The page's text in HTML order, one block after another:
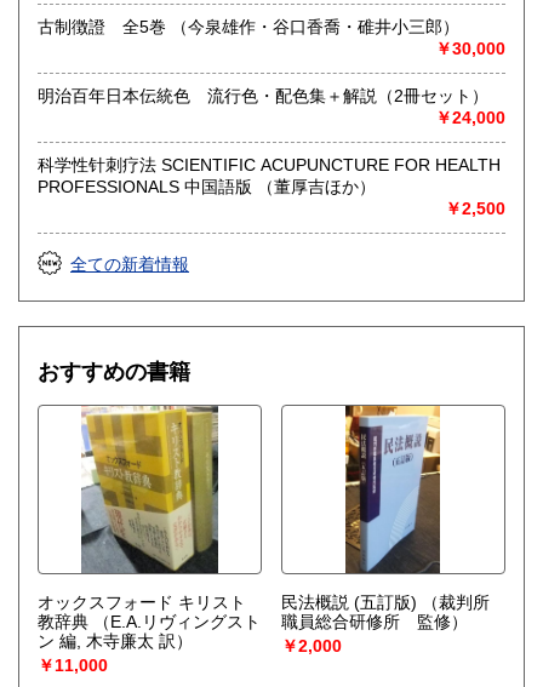
お気軽にお問い合わせください。
古書・古本だけでなく、ポスター・絵葉書・ちらし・古地図
などの紙ものやDVD・CD・レコードも買取りしております。
※刀剣・篆刻・書道・美術・デザイン・東洋医学・軍事・易
学(占い)・オカルト・思想・宗教学専門書高価買取りいたし
ます。
愛知県・岐阜県・三重県については、出張買取りさせていた
だきます(内容により、お断わりする場合がございます)。
お問合せ願います。
買取の詳細は、ホームページをご覧ください。
取り扱い分野
哲学宗教、歴史、美術工芸、国語国文、古典籍、趣味、サブ
カルチャー、古書一般（その他）
コミック 写真集 DVD CD
古制徴證 全5巻 （今泉雄作・谷口香喬・碓井小三郎）
￥30,000
明治百年日本伝統色 流行色・配色集＋解説（2冊セット）
￥24,000
科学性针刺疗法 SCIENTIFIC ACUPUNCTURE FOR HEALTH
PROFESSIONALS 中国語版 （董厚吉ほか）
￥2,500
全ての新着情報
おすすめの書籍
オックスフォード キリスト
教辞典
（E.A.リヴィングスト
ン 編, 木寺廉太 訳）
￥11,000
民法概説 (五訂版)
（裁判所
職員総合研修所 監修）
￥2,000